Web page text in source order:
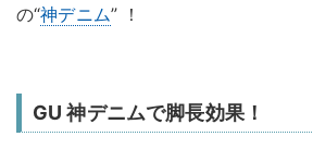
の“神デニム” ！
GU 神デニムで脚長効果！